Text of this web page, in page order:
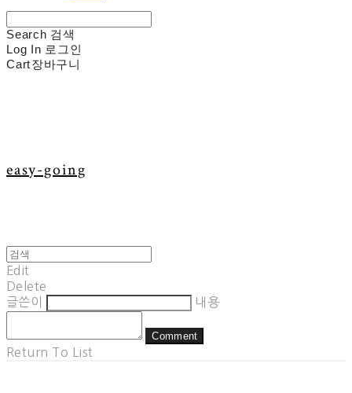
Search 검색
Log In 로그인
Cart장바구니
easy-going
Edit
Delete
글쓴이
내용
Comment
Return To List